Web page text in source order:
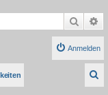
Suche
Anmelden